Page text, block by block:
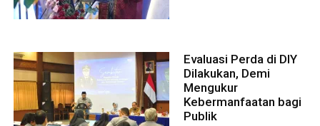
Evaluasi Perda di DIY
Dilakukan, Demi
Mengukur
Kebermanfaatan bagi
Publik